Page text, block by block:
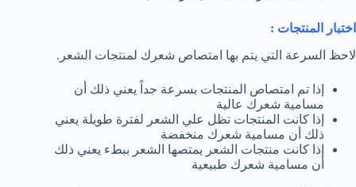
اختبار المنتجات :
لاحظ السرعة التي يتم بها امتصاص شعرك لمنتجات الشعر.
إذا تم امتصاص المنتجات بسرعة جداً يعني ذلك أن
مسامية شعرك عالية
إذا كانت المنتجات تظل علي الشعر لفترة طويلة يعني
ذلك أن مسامية شعرك منخفضة
إذا كانت منتجات الشعر يمتصها الشعر ببطء يعني ذلك
أن مسامية شعرك طبيعية